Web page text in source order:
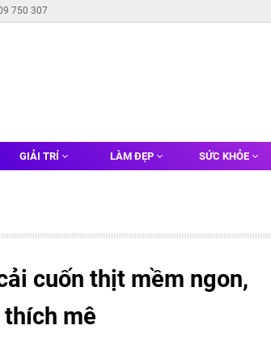
750 307
GIẢI TRÍ LÀM ĐẸP SỨC KHỎE
cuốn thịt mềm ngon,
thích mê